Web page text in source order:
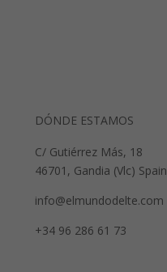
DÓNDE ESTAMOS
C/ Gutiérrez Más, 18
46701, Gandia (Vlc) Spain
info@elmundodelte.com
+34 96 286 61 73